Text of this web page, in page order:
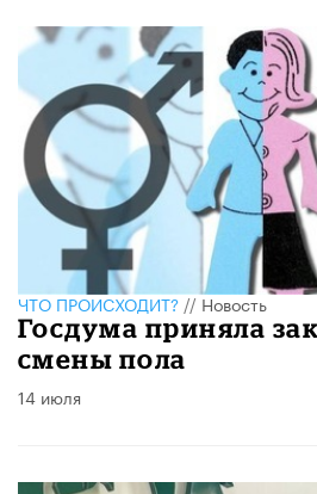
ЧТО ПРОИСХОДИТ?//Новость
Госдума приняла
смены пола
14 июля